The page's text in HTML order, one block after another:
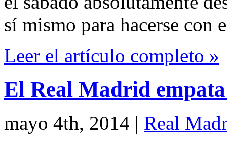
sí mismo para hacerse con
Leer el artículo completo »
El Real Madrid
mayo 4th, 2014 | Real